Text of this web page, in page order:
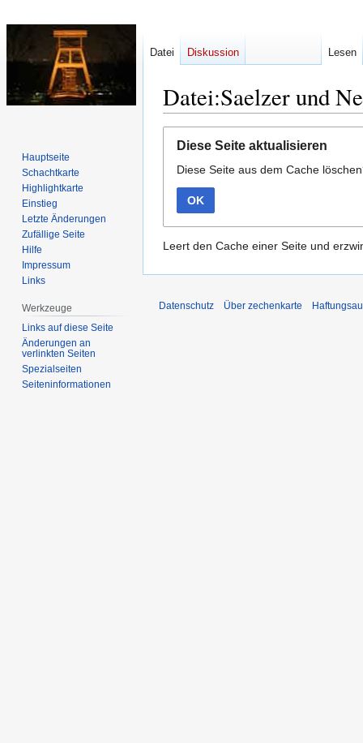
Datei:Saelzer und
Navigation
springen
Suche
springen
Diese Seite aktualisieren
Diese Seite aus dem Cache
OK
Leert den Cache einer Seite und
Datei Diskussion Lesen
Hauptseite
Schachtkarte
Highlightkarte
Einstieg
Letzte Änderungen
Zufällige Seite
Hilfe
Impressum
Links
Werkzeuge
Links auf diese Seite
Änderungen an
verlinkten Seiten
Spezialseiten
Seiten­­informationen
Datenschutz Über zechenkarte